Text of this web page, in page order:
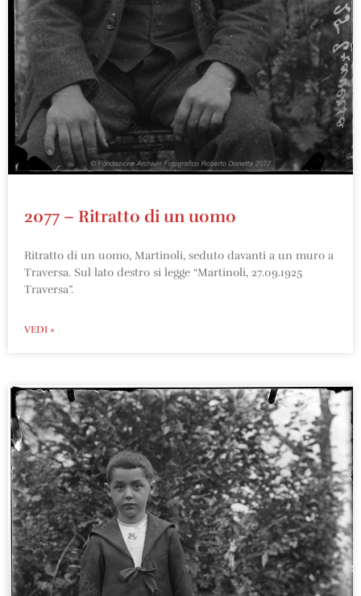
2077 – Ritratto di un uomo
Ritratto di un uomo, Martinoli, seduto davanti a un muro a
Traversa. Sul lato destro si legge “Martinoli, 27.09.1925
Traversa”.
VEDI »